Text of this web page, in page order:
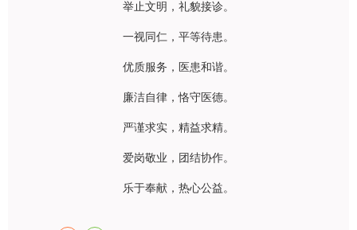
举止文明，礼貌接诊。
一视同仁，平等待患。
优质服务，医患和谐。
廉洁自律，恪守医德。
严谨求实，精益求精。
爱岗敬业，团结协作。
乐于奉献，热心公益。